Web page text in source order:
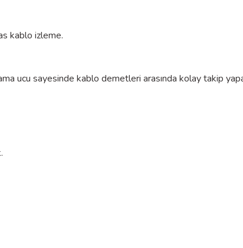
kablo izleme.
ucu sayesinde kablo demetleri arasında kolay takip